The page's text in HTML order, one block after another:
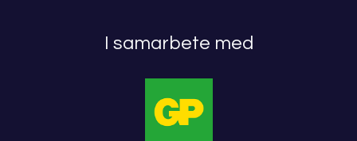
I samarbete med